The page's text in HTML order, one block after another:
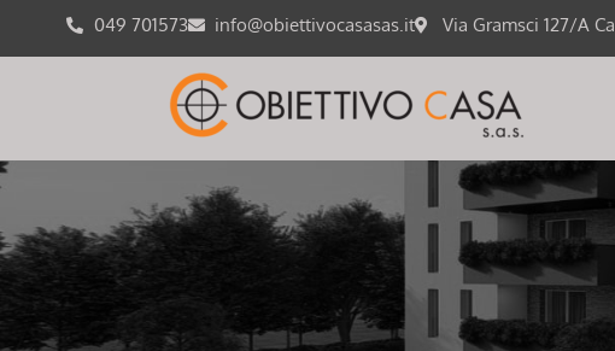
049 701573 info@obiettivocasasas.it Via Gramsci 127/A